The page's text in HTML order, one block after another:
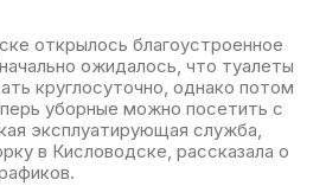
открылось благоустроенное
ожидалось, что туалеты
круглосуточно, однако потом
уборные можно посетить с
эксплуатирующая служба,
в Кисловодске, рассказала о